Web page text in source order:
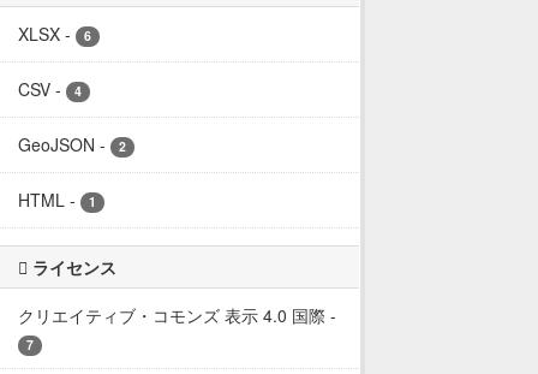
XLSX - 6
CSV - 4
GeoJSON - 2
HTML - 1
ライセンス
クリエイティブ・コモンズ 表示 4.0 国際 -
7